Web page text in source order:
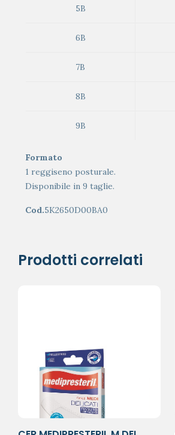
5B
6B
7B
8B
9B
Formato
1 reggiseno posturale.
Disponibile in 9 taglie.
Cod.5K2650D00BA0
Prodotti correlati